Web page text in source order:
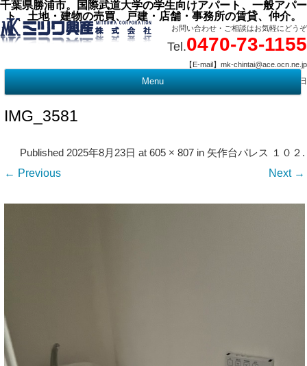
千葉県勝浦市。国際武道大学の学生向けアパート、一般アパー
ト、土地・建物の売買、戸建・店舗・事務所の賃貸、仲介。
お問い合わせ・ご相談はお気軽にどうぞ
Tel.0470-73-1155
【E-mail】mk-chintai@ace.ocn.ne.jp
【営業時間】09:00 ～ 17:15 【定 休 日】水曜・祭日
Menu
IMG_3581
Published2025年8月23日 at605 × 807 in 矢作台パレス １０２ .
← Previous Next →